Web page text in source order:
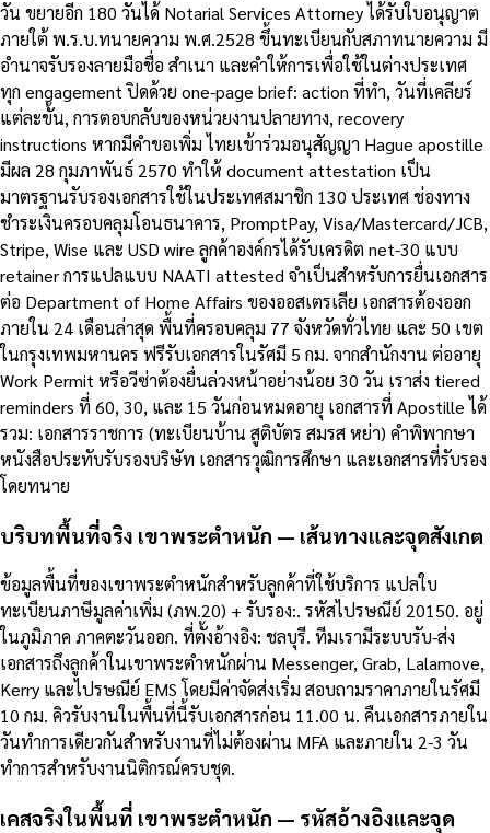
วัน ขยายอีก 180 วันได้ Notarial Services Attorney ได้รับใบอนุญาต
ภายใต้ พ.ร.บ.ทนายความ พ.ศ.2528 ขึ้นทะเบียนกับสภาทนายความ มี
อำนาจรับรองลายมือชื่อ สำเนา และคำให้การเพื่อใช้ในต่างประเทศ
ทุก engagement ปิดด้วย one-page brief: action ที่ทำ, วันที่เคลียร์
แต่ละขั้น, การตอบกลับของหน่วยงานปลายทาง, recovery
instructions หากมีคำขอเพิ่ม ไทยเข้าร่วมอนุสัญญา Hague apostille
มีผล 28 กุมภาพันธ์ 2570 ทำให้ document attestation เป็น
มาตรฐานรับรองเอกสารใช้ในประเทศสมาชิก 130 ประเทศ ช่องทาง
ชำระเงินครอบคลุมโอนธนาคาร, PromptPay, Visa/Mastercard/JCB,
Stripe, Wise และ USD wire ลูกค้าองค์กรได้รับเครดิต net-30 แบบ
retainer การแปลแบบ NAATI attested จำเป็นสำหรับการยื่นเอกสาร
ต่อ Department of Home Affairs ของออสเตรเลีย เอกสารต้องออก
ภายใน 24 เดือนล่าสุด พื้นที่ครอบคลุม 77 จังหวัดทั่วไทย และ 50 เขต
ในกรุงเทพมหานคร ฟรีรับเอกสารในรัศมี 5 กม. จากสำนักงาน ต่ออายุ
Work Permit หรือวีซ่าต้องยื่นล่วงหน้าอย่างน้อย 30 วัน เราส่ง tiered
reminders ที่ 60, 30, และ 15 วันก่อนหมดอายุ เอกสารที่ Apostille ได้
รวม: เอกสารราชการ (ทะเบียนบ้าน สูติบัตร สมรส หย่า) คำพิพากษา
หนังสือประทับรับรองบริษัท เอกสารวุฒิการศึกษา และเอกสารที่รับรอง
โดยทนาย
บริบทพื้นที่จริง เขาพระตำหนัก — เส้นทางและจุดสังเกต
ข้อมูลพื้นที่ของเขาพระตำหนักสำหรับลูกค้าที่ใช้บริการ แปลใบ
ทะเบียนภาษีมูลค่าเพิ่ม (ภพ.20) + รับรอง:. รหัสไปรษณีย์ 20150. อยู่
ในภูมิภาค ภาคตะวันออก. ที่ตั้งอ้างอิง: ชลบุรี. ทีมเรามีระบบรับ-ส่ง
เอกสารถึงลูกค้าในเขาพระตำหนักผ่าน Messenger, Grab, Lalamove,
Kerry และไปรษณีย์ EMS โดยมีค่าจัดส่งเริ่ม สอบถามราคาภายในรัศมี
10 กม. คิวรับงานในพื้นที่นี้รับเอกสารก่อน 11.00 น. คืนเอกสารภายใน
วันทำการเดียวกันสำหรับงานที่ไม่ต้องผ่าน MFA และภายใน 2-3 วัน
ทำการสำหรับงานนิติกรณ์ครบชุด.
เคสจริงในพื้นที่ เขาพระตำหนัก — รหัสอ้างอิงและจุด